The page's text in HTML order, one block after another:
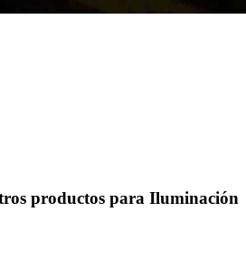
productos para Iluminación